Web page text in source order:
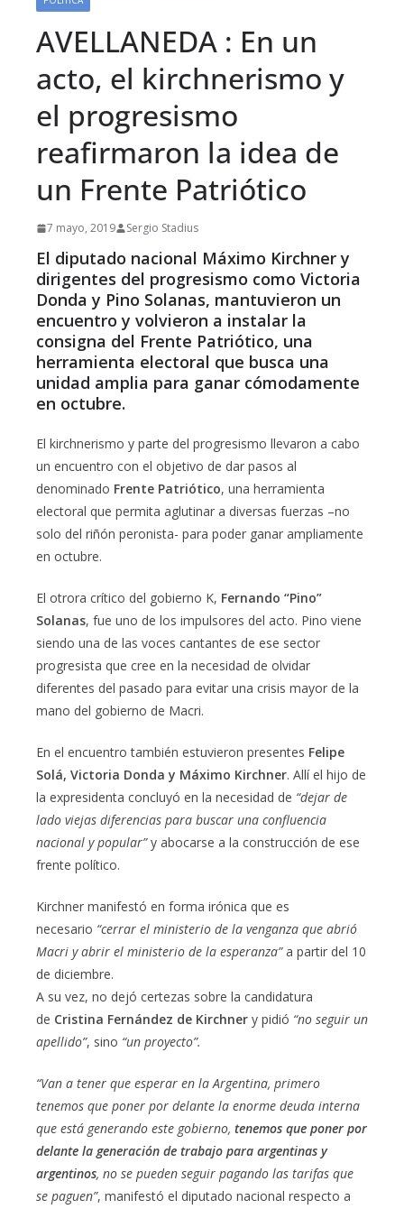
AVELLANEDA : En un
acto, el kirchnerismo y
el progresismo
reafirmaron la idea de
un Frente Patriótico
7 mayo, 2019 Sergio Stadius
El diputado nacional Máximo Kirchner y
dirigentes del progresismo como Victoria
Donda y Pino Solanas, mantuvieron un
encuentro y volvieron a instalar la
consigna del Frente Patriótico, una
herramienta electoral que busca una
unidad amplia para ganar cómodamente
en octubre.
El kirchnerismo y parte del progresismo llevaron a cabo
un encuentro con el objetivo de dar pasos al
denominado Frente Patriótico, una herramienta
electoral que permita aglutinar a diversas fuerzas –no
solo del riñón peronista- para poder ganar ampliamente
en octubre.
El otrora crítico del gobierno K, Fernando “Pino”
Solanas, fue uno de los impulsores del acto. Pino viene
siendo una de las voces cantantes de ese sector
progresista que cree en la necesidad de olvidar
diferentes del pasado para evitar una crisis mayor de la
mano del gobierno de Macri.
En el encuentro también estuvieron presentes Felipe
Solá, Victoria Donda y Máximo Kirchner. Allí el hijo de
la expresidenta concluyó en la necesidad de “dejar de
lado viejas diferencias para buscar una confluencia
nacional y popular”y abocarse a la construcción de ese
frente político.
Kirchner manifestó en forma irónica que es
necesario “cerrar el ministerio de la venganza que abrió
Macri y abrir el ministerio de la esperanza”a partir del 10
de diciembre.
A su vez, no dejó certezas sobre la candidatura
de Cristina Fernández de Kirchner y pidió “no seguir un
apellido”, sino “un proyecto”.
“Van a tener que esperar en la Argentina, primero
tenemos que poner por delante la enorme deuda interna
que está generando este gobierno, tenemos que poner por
delante la generación de trabajo para argentinas y
argentinos, no se pueden seguir pagando las tarifas que
se paguen”, manifestó el diputado nacional respecto a